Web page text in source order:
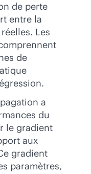
de perte
entre la
Les
de
a
du
le gradient
aux
gradient
paramètres,